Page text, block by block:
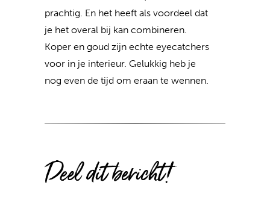
prachtig. En het heeft als voordeel dat
je het overal bij kan combineren.
Koper en goud zijn echte eyecatchers
voor in je interieur. Gelukkig heb je
nog even de tijd om eraan te wennen.
Deel dit bericht!